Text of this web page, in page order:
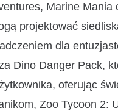
Marine
projektować
dla
Dino Danger Pack,
oferując
Zoo Tycoon 2: